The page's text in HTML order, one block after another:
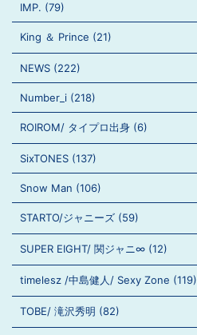
IMP. (79)
King ＆ Prince (21)
NEWS (222)
Number_i (218)
ROIROM/ タイプロ出身 (6)
SixTONES (137)
Snow Man (106)
STARTO/ジャニーズ (59)
SUPER EIGHT/ 関ジャニ∞ (12)
timelesz /中島健人/ Sexy Zone (119)
TOBE/ 滝沢秀明 (82)